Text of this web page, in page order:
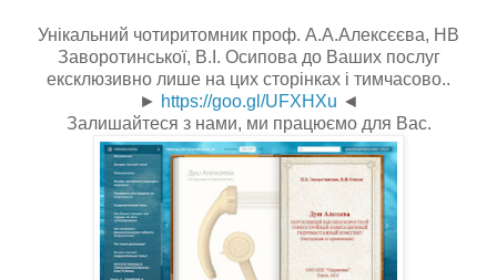
Унікальний чотиритомник проф. А.А.Алексєєва, НВ
Заворотинської, В.І. Осипова до Ваших послуг
ексклюзивно лише на цих сторінках і тимчасово..
► https://goo.gl/UFXHXu ◄
Залишайтеся з нами, ми працюємо для Вас.